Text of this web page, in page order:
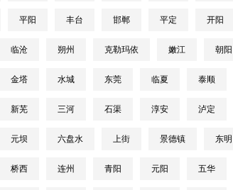
平阳 丰台 邯郸 平定 开阳
临沧 朔州 克勒玛依 嫩江 朝阳
金塔 水城 东莞 临夏 泰顺
新芜 三河 石渠 淳安 泸定
元坝 六盘水 上街 景德镇 东明
桥西 连州 青阳 元阳 五华